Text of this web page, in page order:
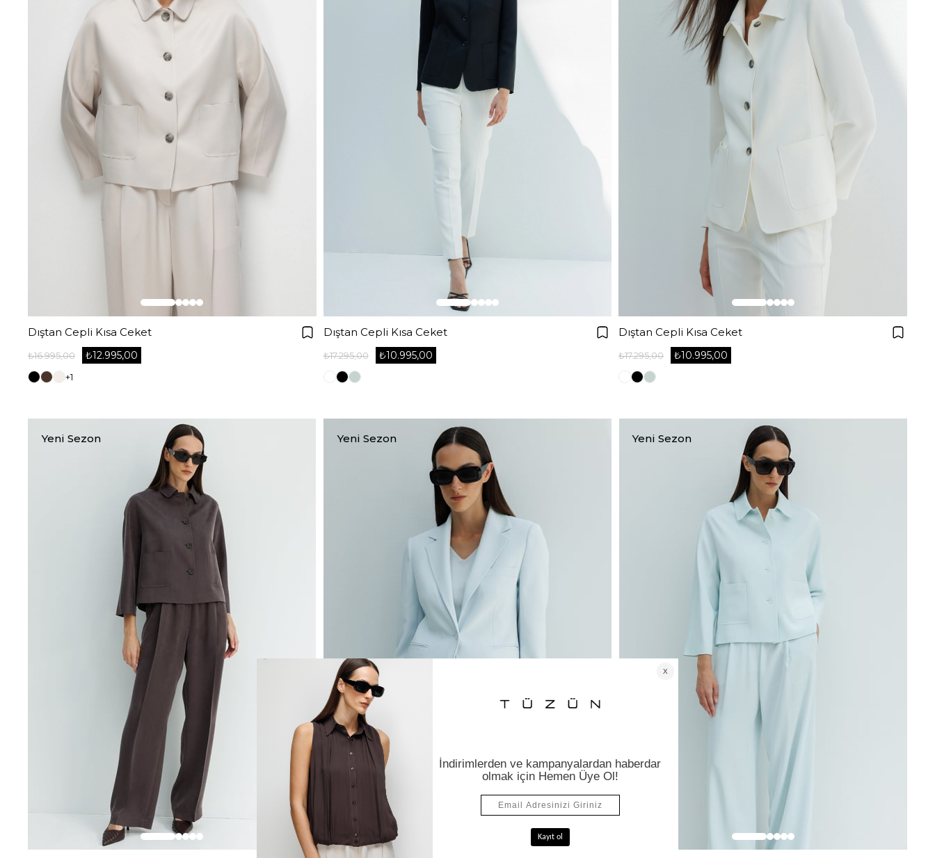
Dıştan Cepli Kısa Ceket
₺12.995,00
₺16.995,00
+1
Dıştan Cepli Kısa Ceket
₺10.995,00
₺17.295,00
Dıştan Cepli Kısa Ceket
₺10.995,00
₺17.295,00
Yeni Sezon Yeni Sezon Yeni Sezon